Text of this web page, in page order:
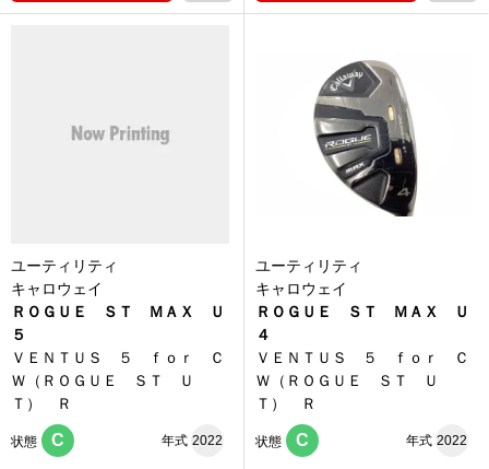
ユーティリティ
キャロウェイ
ＲＯＧＵＥ ＳＴ ＭＡＸ Ｕ
５
ＶＥＮＴＵＳ ５ ｆｏｒ Ｃ
Ｗ（ＲＯＧＵＥ ＳＴ Ｕ
Ｔ） Ｒ
状態 C 年式 2022
ユーティリティ
キャロウェイ
ＲＯＧＵＥ ＳＴ ＭＡＸ Ｕ
４
ＶＥＮＴＵＳ ５ ｆｏｒ Ｃ
Ｗ（ＲＯＧＵＥ ＳＴ Ｕ
Ｔ） Ｒ
状態 C 年式 2022